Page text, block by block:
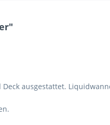
ausgestattet.